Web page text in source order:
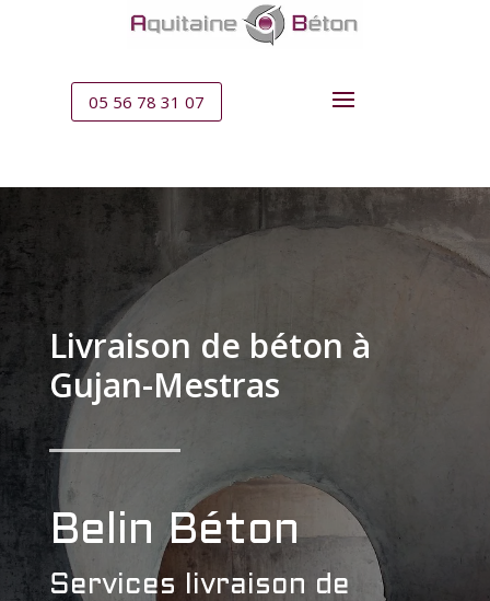
05 56 78 31 07
Livraison de béton à
Gujan-Mestras
Belin Béton
Services livraison de